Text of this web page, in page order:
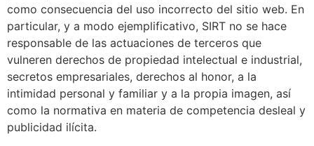
como consecuencia del uso incorrecto del sitio web. En
particular, y a modo ejemplificativo, SIRT no se hace
responsable de las actuaciones de terceros que
vulneren derechos de propiedad intelectual e industrial,
secretos empresariales, derechos al honor, a la
intimidad personal y familiar y a la propia imagen, así
como la normativa en materia de competencia desleal y
publicidad ilícita.